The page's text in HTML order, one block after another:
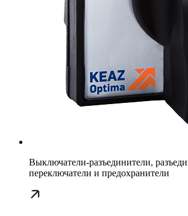
Выключатели-разъединители,
переключатели и предохранители